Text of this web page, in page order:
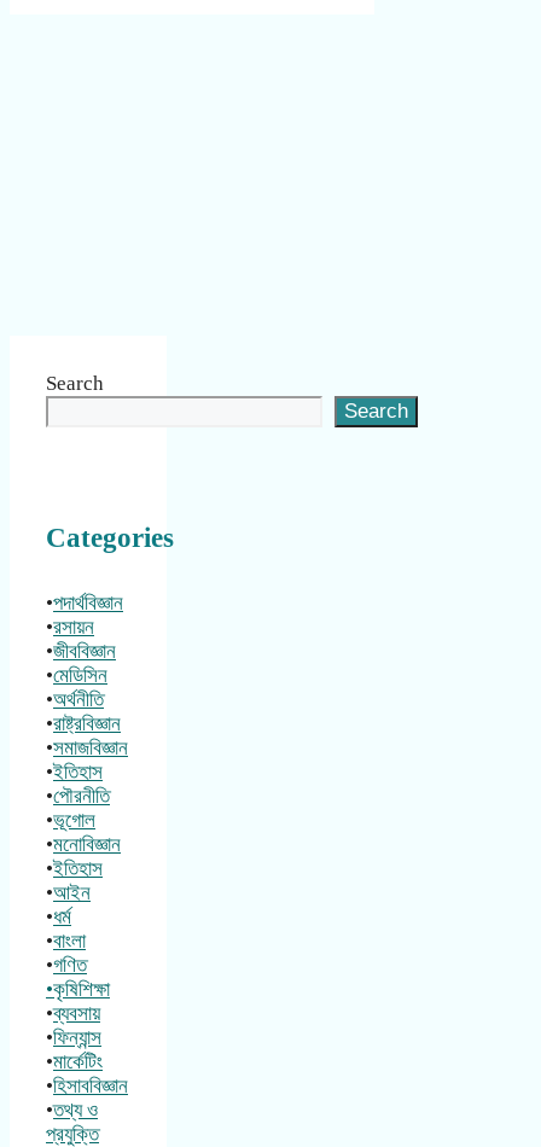
Search
Search
Categories
•পদার্থবিজ্ঞান
•রসায়ন
•জীববিজ্ঞান
•মেডিসিন
•অর্থনীতি
•রাষ্ট্রবিজ্ঞান
•সমাজবিজ্ঞান
•ইতিহাস
•পৌরনীতি
•ভূগোল
•মনোবিজ্ঞান
•ইতিহাস
•আইন
•ধর্ম
•বাংলা
•গণিত
•কৃষিশিক্ষা
•ব্যবসায়
•ফিন্যান্স
•মার্কেটিং
•হিসাববিজ্ঞান
•তথ্য ও
প্রযুক্তি